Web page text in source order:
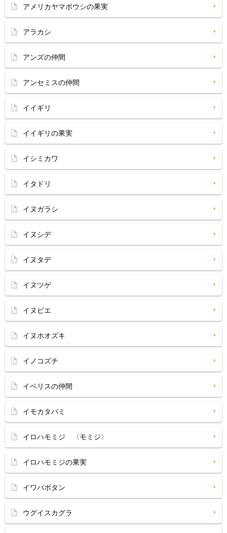
アメリカヤマボウシの果実
アラカシ
アンズの仲間
アンセミスの仲間
イイギリ
イイギリの果実
イシミカワ
イタドリ
イヌガラシ
イヌシデ
イヌタデ
イヌツゲ
イヌビエ
イヌホオズキ
イノコズチ
イベリスの仲間
イモカタバミ
イロハモミジ 〈モミジ〉
イロハモミジの果実
イワバボタン
ウグイスカグラ